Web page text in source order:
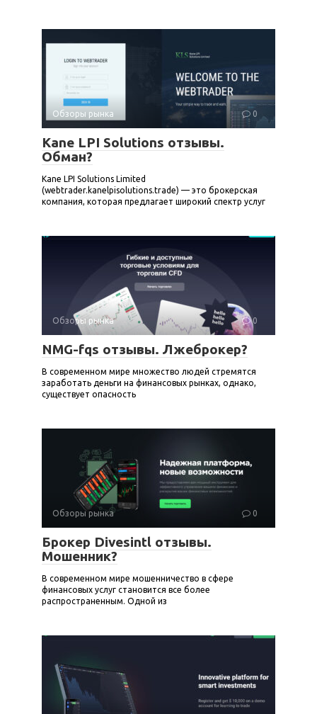
Обзоры рынка 0
Kane LPI Solutions отзывы.
Обман?
Kane LPI Solutions Limited
(webtrader.kanelpisolutions.trade) — это брокерская
компания, которая предлагает широкий спектр услуг
Обзоры рынка 0
NMG-fqs отзывы. Лжеброкер?
В современном мире множество людей стремятся
заработать деньги на финансовых рынках, однако,
существует опасность
Обзоры рынка 0
Брокер Divesintl отзывы.
Мошенник?
В современном мире мошенничество в сфере
финансовых услуг становится все более
распространенным. Одной из